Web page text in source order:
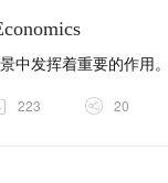
223 20